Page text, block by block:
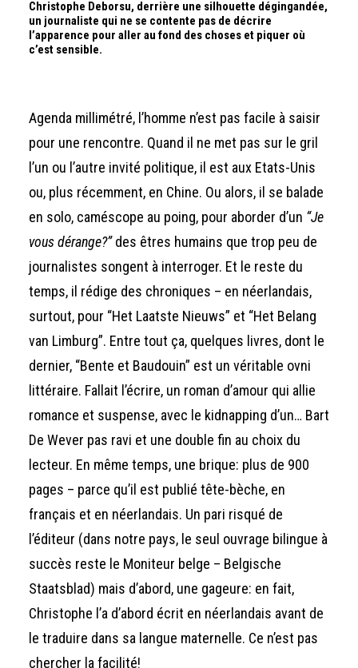
Christophe Deborsu, derrière une silhouette dégingandée,
un journaliste qui ne se contente pas de décrire
l’apparence pour aller au fond des choses et piquer où
c’est sensible.
Agenda millimétré, l’homme n’est pas facile à saisir
pour une rencontre. Quand il ne met pas sur le gril
l’un ou l’autre invité politique, il est aux Etats-Unis
ou, plus récemment, en Chine. Ou alors, il se balade
en solo, caméscope au poing, pour aborder d’un “Je
vous dérange?”des êtres humains que trop peu de
journalistes songent à interroger. Et le reste du
temps, il rédige des chroniques – en néerlandais,
surtout, pour “Het Laatste Nieuws” et “Het Belang
van Limburg”. Entre tout ça, quelques livres, dont le
dernier, “Bente et Baudouin” est un véritable ovni
littéraire. Fallait l’écrire, un roman d’amour qui allie
romance et suspense, avec le kidnapping d’un… Bart
De Wever pas ravi et une double fin au choix du
lecteur. En même temps, une brique: plus de 900
pages – parce qu’il est publié tête-bèche, en
français et en néerlandais. Un pari risqué de
l’éditeur (dans notre pays, le seul ouvrage bilingue à
succès reste le Moniteur belge – Belgische
Staatsblad) mais d’abord, une gageure: en fait,
Christophe l’a d’abord écrit en néerlandais avant de
le traduire dans sa langue maternelle. Ce n’est pas
chercher la facilité!